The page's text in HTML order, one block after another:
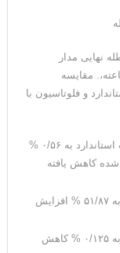
نهایی مدار
مقایسه
و فلوتاسیون با
عیار مولیبدن در خوراک از ۰/۶ % در حالت استاندارد به ۰/۵۶ %
کاهش یافته
با این حال، عیار کنسانتره نهایی از ۵۱/۱۸ به ۵۱/۸۷ % افزایش
عیار مولیبدن در باطله نهایی نیز از ۰/۱۳۹ به ۰/۱۲۵ % کاهش